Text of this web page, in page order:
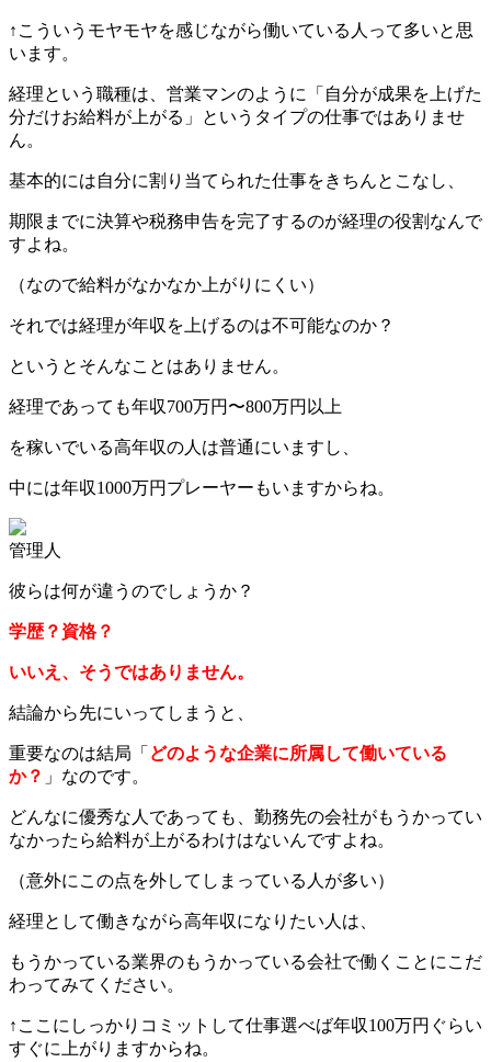
↑こういうモヤモヤを感じながら働いている人って多いと思
います。
経理という職種は、営業マンのように「自分が成果を上げた
分だけお給料が上がる」というタイプの仕事ではありませ
ん。
基本的には自分に割り当てられた仕事をきちんとこなし、
期限までに決算や税務申告を完了するのが経理の役割なんで
すよね。
（なので給料がなかなか上がりにくい）
それでは経理が年収を上げるのは不可能なのか？
というとそんなことはありません。
経理であっても年収700万円〜800万円以上
を稼いでいる高年収の人は普通にいますし、
中には年収1000万円プレーヤーもいますからね。
管理人
彼らは何が違うのでしょうか？
学歴？資格？
いいえ、そうではありません。
結論から先にいってしまうと、
重要なのは結局「 どのような企業に所属して働いている
か？ 」なのです。
どんなに優秀な人であっても、勤務先の会社がもうかってい
なかったら給料が上がるわけはないんですよね。
（意外にこの点を外してしまっている人が多い）
経理として働きながら高年収になりたい人は、
もうかっている業界のもうかっている会社で働くことにこだ
わってみてください。
↑ここにしっかりコミットして仕事選べば年収100万円ぐらい
すぐに上がりますからね。